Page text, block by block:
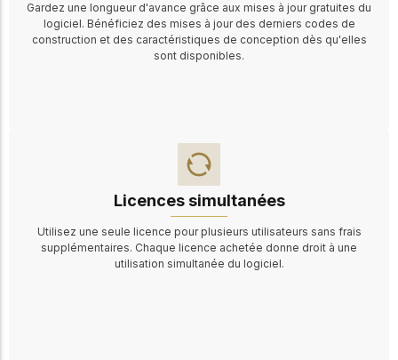
Gardez une longueur d'avance grâce aux mises à jour gratuites du
logiciel. Bénéficiez des mises à jour des derniers codes de
construction et des caractéristiques de conception dès qu'elles
sont disponibles.
Licences simultanées
Utilisez une seule licence pour plusieurs utilisateurs sans frais
supplémentaires. Chaque licence achetée donne droit à une
utilisation simultanée du logiciel.